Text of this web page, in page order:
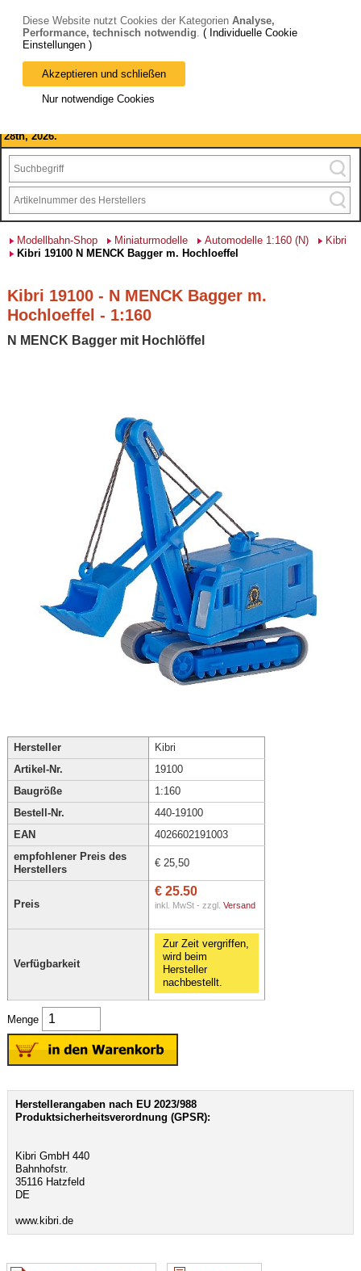
Bitte beachten Sie: wir machen Betriebsferien, vom 03. bis 28.
August 2026 haben wir geschlossen.
28th, 2026.
Modellbahn-Shop Miniaturmodelle Automodelle 1:160 (N)
Kibri
Kibri 19100 N MENCK Bagger m. Hochloeffel
Kibri 19100 - N MENCK Bagger m.
Hochloeffel - 1:160
N MENCK Bagger mit Hochlöffel
Hersteller
Kibri
Artikel-Nr.
19100
Baugröße
1:160
Bestell-Nr.
440-19100
EAN
4026602191003
empfohlener Preis des
Herstellers
€ 25,50
Preis
€ 25.50
inkl. MwSt - zzgl. Versand
Verfügbarkeit
Zur Zeit vergriffen,
wird beim
Hersteller
nachbestellt.
Menge
Herstellerangaben nach EU 2023/988
Produktsicherheitsverordnung (GPSR):
Kibri GmbH 440
Bahnhofstr.
35116 Hatzfeld
DE
www.kibri.de
Diese Website nutzt Cookies der Kategorien Analyse,
Performance, technisch notwendig. ( Individuelle Cookie
Einstellungen )
Akzeptieren und schließen
Nur notwendige Cookies